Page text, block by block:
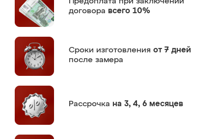
договора всего 10%
Сроки изготовления от 7 дней
после замера
Рассрочка на 3, 4, 6 месяцев